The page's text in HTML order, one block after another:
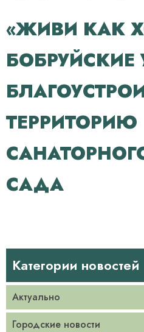
«ЖИВИ КАК
ТЕРРИТОРИЮ
САДА
Категории новостей
Актуально
Городские новости